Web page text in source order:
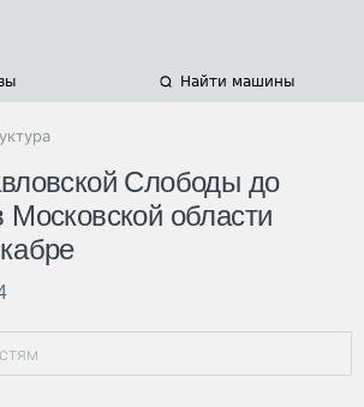
Найти машины
Слободы до
области